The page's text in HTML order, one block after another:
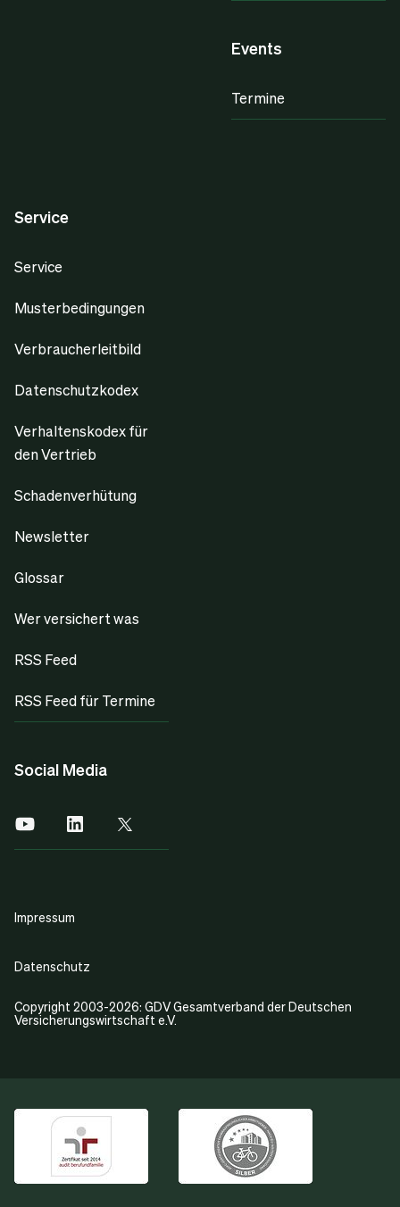
Events
Termine
Service
Service
Musterbedingungen
Verbraucherleitbild
Datenschutzkodex
Verhaltenskodex für
den Vertrieb
Schadenverhütung
Newsletter
Glossar
Wer versichert was
RSS Feed
RSS Feed für Termine
Social Media
Copyright 2003-2026: GDV Gesamtverband der Deutschen
Versicherungswirtschaft e.V.
Impressum
Datenschutz